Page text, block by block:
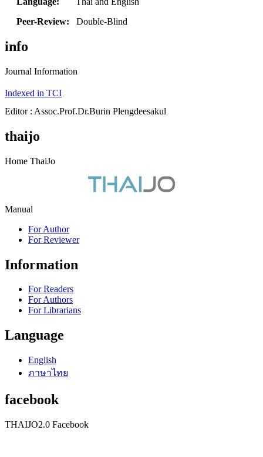
Peer-Review: Double-Blind
info
Journal Information
Indexed in TCI
Editor : Assoc.Prof.Dr.Burin Plengdeesakul
thaijo
Home ThaiJo
Manual
For Author
For Reviewer
Information
For Readers
For Authors
For Librarians
Language
English
ภาษาไทย
facebook
THAIJO2.0 Facebook